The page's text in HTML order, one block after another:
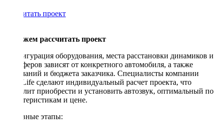
Рассчитать проект
Поможем рассчитать проект
Конфигурация оборудования, места расстановки динамиков и
сабвуферов зависят от конкретного автомобиля, а также
пожеланий и бюджета заказчика. Специалисты компании
DriveLife сделают индивидуальный расчет проекта, что
позволит приобрести и установить автозвук, оптимальный по
характеристикам и цене.
Основные этапы: